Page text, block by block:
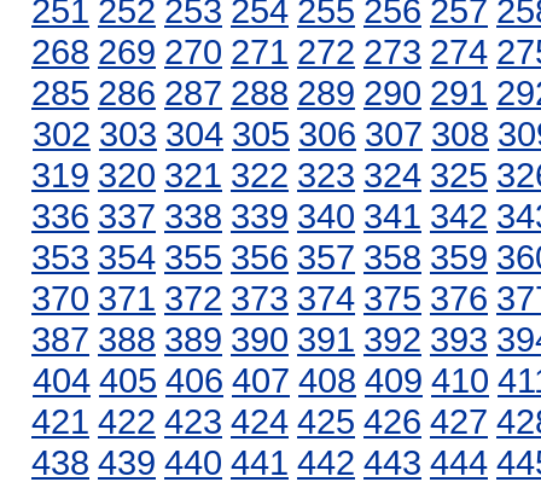
251 252 253 254 255 256 257
268 269 270 271 272 273 274
285 286 287 288 289 290 291
302 303 304 305 306 307 308
319 320 321 322 323 324 325
336 337 338 339 340 341 342
353 354 355 356 357 358 359
370 371 372 373 374 375 376
387 388 389 390 391 392 393
404 405 406 407 408 409 410
421 422 423 424 425 426 427
438 439 440 441 442 443 444